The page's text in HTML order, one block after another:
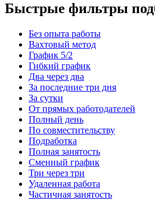
Быстрые фильтры
Без опыта работы
Вахтовый метод
График 5/2
Гибкий график
Два через два
За последние три дня
За сутки
От прямых работодателей
Полный день
По совместительству
Подработка
Полная занятость
Сменный график
Три через три
Удаленная работа
Частичная занятость